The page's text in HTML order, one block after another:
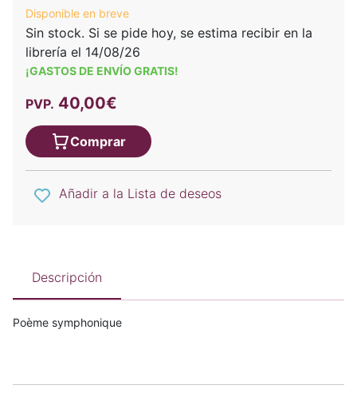
Disponible en breve
Sin stock. Si se pide hoy, se estima recibir en la
librería el 14/08/26
¡GASTOS DE ENVÍO GRATIS!
PVP. 40,00€
Comprar
Añadir a la Lista de deseos
Descripción
Poème symphonique